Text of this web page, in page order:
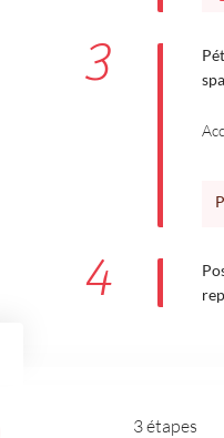
3
4
3 étapes